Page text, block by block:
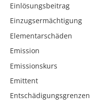
Einlösungsbeitrag
Einzugsermächtigung
Elementarschäden
Emission
Emissionskurs
Emittent
Entschädigungsgrenzen